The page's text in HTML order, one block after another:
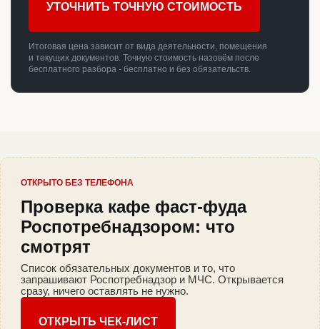
УТОЧНИТЬ ТОЧНУЮ СТОИМОСТЬ
Итоговая цена зависит от вида деятельности, помещения
и текущих документов. Точную стоимость назовём после
бесплатного разбора - бесплатно и без обязательств.
ОТКРЫТО БЕЗ ТЕЛЕФОНА
Проверка кафе фаст-фуда
Роспотребнадзором: что
смотрят
Список обязательных документов и то, что
запрашивают Роспотребнадзор и МЧС. Открывается
сразу, ничего оставлять не нужно.
ОТКРЫТЬ ЧЕК-ЛИСТ